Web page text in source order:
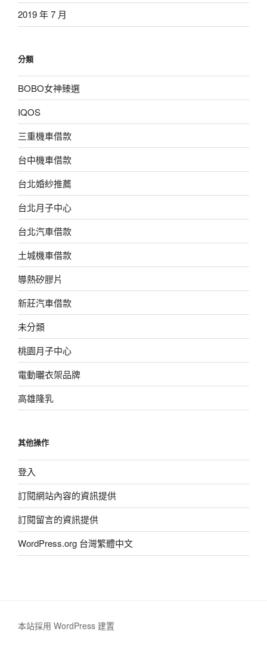
2019 年 7 月
分類
BOBO女神臻選
IQOS
三重機車借款
台中機車借款
台北婚紗推薦
台北月子中心
台北汽車借款
土城機車借款
導熱矽膠片
新莊汽車借款
未分類
桃園月子中心
電動曬衣架品牌
高雄隆乳
其他操作
登入
訂閱網站內容的資訊提供
訂閱留言的資訊提供
WordPress.org 台灣繁體中文
本站採用 WordPress 建置